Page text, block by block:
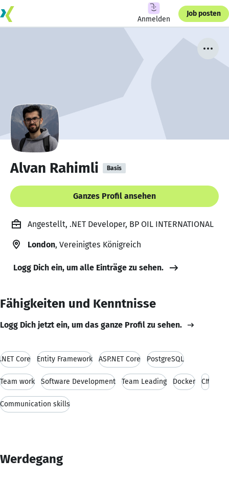
Anmelden
Job posten
Alvan Rahimli Basis
Ganzes Profil ansehen
Angestellt, .NET Developer, BP OIL INTERNATIONAL
London, Vereinigtes Königreich
Logg Dich ein, um alle Einträge zu sehen.
Fähigkeiten und Kenntnisse
Logg Dich jetzt ein, um das ganze Profil zu sehen.
.NET Core Entity Framework ASP.NET Core PostgreSQL
Team work Software Development Team Leading Docker C#
Communication skills
Werdegang